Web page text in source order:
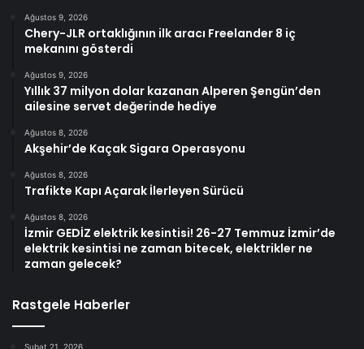
Ağustos 9, 2026
Chery-JLR ortaklığının ilk aracı Freelander 8 iç
mekanını gösterdi
Ağustos 9, 2026
Yıllık 37 milyon dolar kazanan Alperen Şengün’den
ailesine servet değerinde hediye
Ağustos 8, 2026
Akşehir’de Kaçak Sigara Operasyonu
Ağustos 8, 2026
Trafikte Kapı Açarak İlerleyen Sürücü
Ağustos 8, 2026
İzmir GEDİZ elektrik kesintisi! 26-27 Temmuz İzmir’de
elektrik kesintisi ne zaman bitecek, elektrikler ne
zaman gelecek?
Rastgele Haberler
Şubat 21, 2026